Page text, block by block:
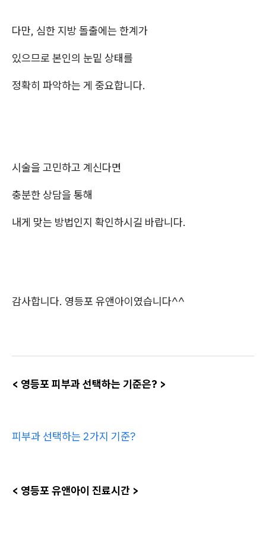
다만, 심한 지방 돌출에는 한계가
있으므로 본인의 눈밑 상태를
정확히 파악하는 게 중요합니다.
시술을 고민하고 계신다면
충분한 상담을 통해
내게 맞는 방법인지 확인하시길 바랍니다.
감사합니다. 영등포 유앤아이였습니다^^
< 영등포 피부과 선택하는 기준은? >
피부과 선택하는 2가지 기준?
< 영등포 유앤아이 진료시간 >